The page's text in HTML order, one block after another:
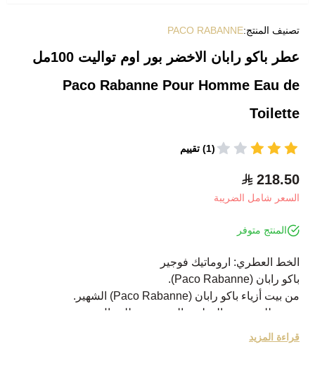
تصنيف المنتج:PACO RABANNE
عطر باكو رابان الاخضر بور اوم تواليت 100مل
Paco Rabanne Pour Homme Eau de
Toilette
(1) تقييم
218.50
السعر شامل الضريبة
المنتج متوفر
الخط العطري: اروماتيك فوجير
باكو رابان (Paco Rabanne).
من بيت أزياء باكو رابان (Paco Rabanne) الشهير.
ينتمي للمجموعة العطرية السرخسية للرجال.
صدر هذا العطر عام 1973.
الخبير وراء التكوين العطري هو جان مارتيل (Jean Martel) .
قراءة المزيد